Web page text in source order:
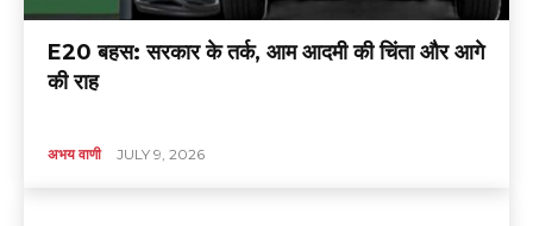
E20 बहस: सरकार के तर्क, आम आदमी की चिंता और आगे
की राह
अभय वाणी JULY 9, 2026